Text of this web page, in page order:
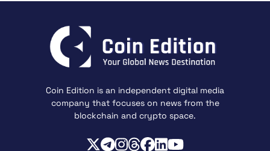
Coin Edition is an independent digital media
company that focuses on news from the
blockchain and crypto space.